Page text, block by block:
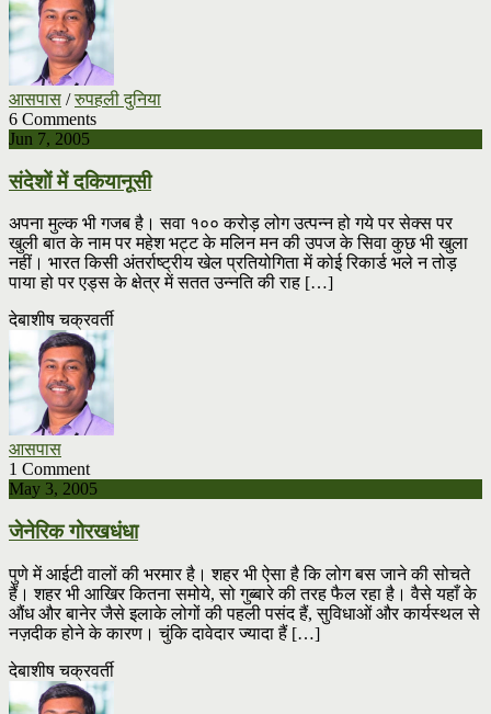
आसपास /रुपहली दुनिया
6 Comments
Jun 7, 2005
संदेशों में दकियानूसी
अपना मुल्क भी गजब है। सवा १०० करोड़ लोग उत्पन्न हो गये पर सेक्स पर
खुली बात के नाम पर महेश भट्ट के मलिन मन की उपज के सिवा कुछ भी खुला
नहीं। भारत किसी अंतर्राष्ट्रीय खेल प्रतियोगिता में कोई रिकार्ड भले न तोड़
पाया हो पर एड्स के क्षेत्र में सतत उन्नति की राह […]
देबाशीष चक्रवर्ती
आसपास
1 Comment
May 3, 2005
जेनेरिक गोरखधंधा
पुणे में आईटी वालों की भरमार है। शहर भी ऐसा है कि लोग बस जाने की सोचते
हैं। शहर भी आखिर कितना समोये, सो गुब्बारे की तरह फैल रहा है। वैसे यहाँ के
औंध और बानेर जैसे इलाके लोगों की पहली पसंद हैं, सुविधाओं और कार्यस्थल से
नज़दीक होने के कारण। चुंकि दावेदार ज्यादा हैं […]
देबाशीष चक्रवर्ती